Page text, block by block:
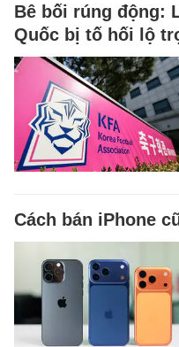
Bê bối rúng động:
Quốc bị tố hối lộ
Cách bán iPhone